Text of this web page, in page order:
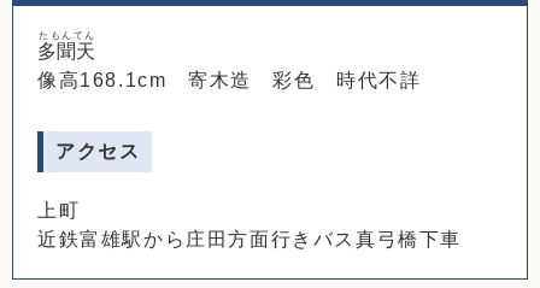
多聞天
たもんてん
像高168.1cm 寄木造 彩色 時代不詳
アクセス
上町
近鉄富雄駅から庄田方面行きバス真弓橋下車